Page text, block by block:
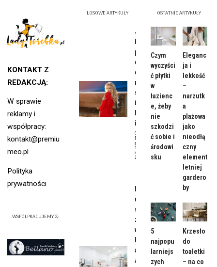
KONTAKT Z
REDAKCJĄ:
W sprawie
reklamy i
współpracy:
kontakt@premiu
meo.pl
Polityka
prywatności
WSPÓŁPRACUJEMY Z:
LOSOWE ARTYKUŁY
Jaki
paznok
ci do
czerwo
nej
sukienk
i?
Podpow
iadamy!
Data
publikacji:
5
stycznia,
2024
Najpop
ularniej
sze
zabiegi
w
Katowic
ach –
ACRS i
OSTATNIE ARTYKUŁY
Czym
wyczyści
ć płytki
w
łazienc
e, żeby
nie
szkodzi
ć sobie i
środowi
sku
Eleganc
ja i
lekkość
–
narzutk
a
plażowa
jako
nieodłą
czny
element
letniej
gardero
by
5
najpopu
larniejs
zych
Krzesło
do
toaletki
– na co